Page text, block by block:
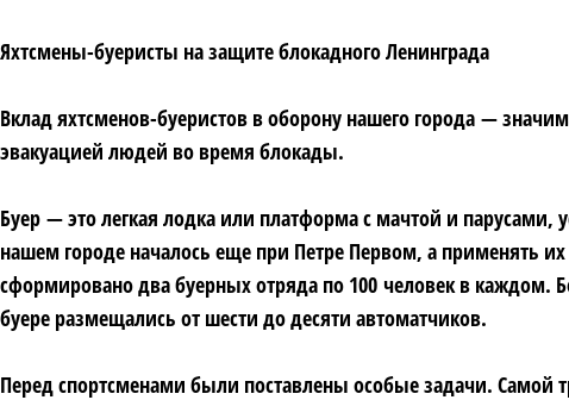
Яхтсмены-буеристы на защите блокадного Ленинграда
Вклад яхтсменов-буеристов в оборону нашего города —
эвакуацией людей во время блокады.
Буер — это легкая лодка или платформа с мачтой и парусами,
нашем городе началось еще при Петре Первом, а применять
сформировано два буерных отряда по 100 человек в каждом.
буере размещались от шести до десяти автоматчиков.
Перед спортсменами были поставлены особые задачи. Самой